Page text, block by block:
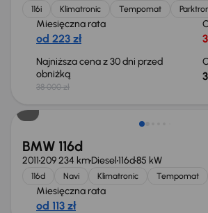
116i Klimatronic Tempomat
Miesięczna rata
od 223 zł
Najniższa cena z 30 dni przed
obniżką
38 000 zł
BMW 116d
2011209 234 kmDiesel116d85 kW
116d Navi Klimatronic Tempomat
Miesięczna rata
od 113 zł